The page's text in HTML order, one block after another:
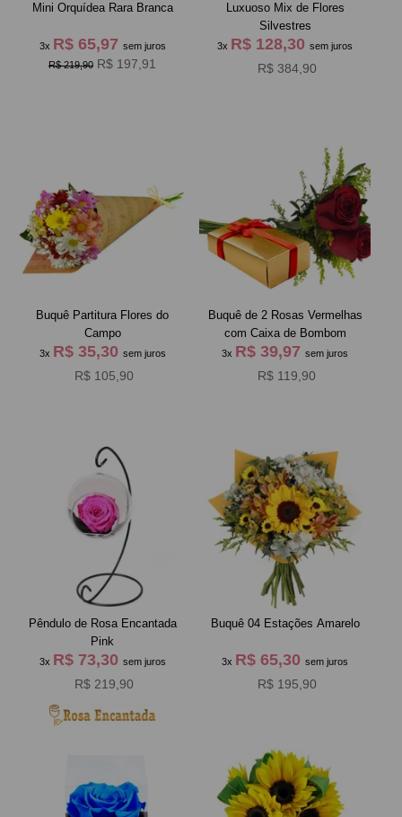
Mini Orquídea Rara Branca
3x R$ 65,97 sem juros
R$ 219,90 R$ 197,91
Luxuoso Mix de Flores
Silvestres
3x R$ 128,30sem juros
R$ 384,90
Buquê Partitura Flores do
Campo
3x R$ 35,30 sem juros
R$ 105,90
Buquê de 2 Rosas Vermelhas
com Caixa de Bombom
3x R$ 39,97sem juros
R$ 119,90
Pêndulo de Rosa Encantada
Pink
3x R$ 73,30 sem juros
R$ 219,90
Buquê 04 Estações Amarelo
3x R$ 65,30sem juros
R$ 195,90